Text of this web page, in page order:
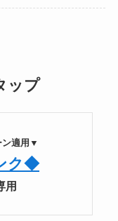
ップ
ン適用▼
ク◆
用